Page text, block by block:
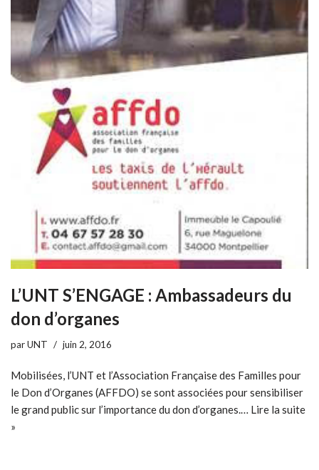
L’UNT S’ENGAGE : Ambassadeurs du
don d’organes
parUNT juin 2, 2016
Mobilisées, l’UNT et l’Association Française des Familles pour
le Don d’Organes (AFFDO) se sont associées pour sensibiliser
le grand public sur l’importance du don d’organes.… Lire la suite
»